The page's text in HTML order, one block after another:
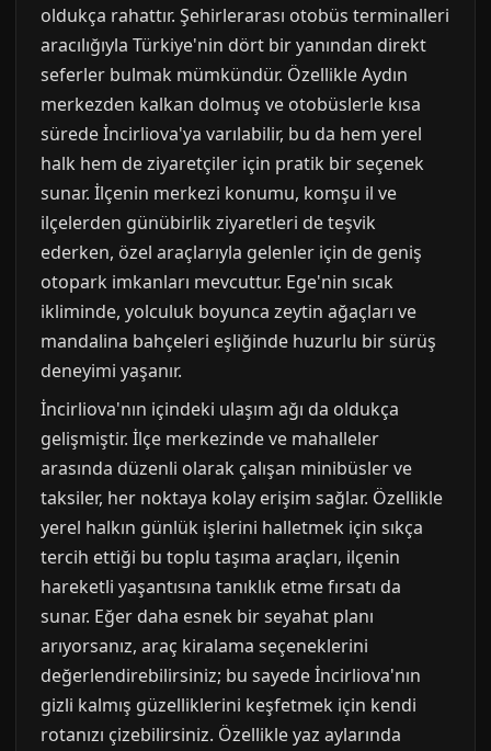
oldukça rahattır. Şehirlerarası otobüs terminalleri
aracılığıyla Türkiye'nin dört bir yanından direkt
seferler bulmak mümkündür. Özellikle Aydın
merkezden kalkan dolmuş ve otobüslerle kısa
sürede İncirliova'ya varılabilir, bu da hem yerel
halk hem de ziyaretçiler için pratik bir seçenek
sunar. İlçenin merkezi konumu, komşu il ve
ilçelerden günübirlik ziyaretleri de teşvik
ederken, özel araçlarıyla gelenler için de geniş
otopark imkanları mevcuttur. Ege'nin sıcak
ikliminde, yolculuk boyunca zeytin ağaçları ve
mandalina bahçeleri eşliğinde huzurlu bir sürüş
deneyimi yaşanır.
İncirliova'nın içindeki ulaşım ağı da oldukça
gelişmiştir. İlçe merkezinde ve mahalleler
arasında düzenli olarak çalışan minibüsler ve
taksiler, her noktaya kolay erişim sağlar. Özellikle
yerel halkın günlük işlerini halletmek için sıkça
tercih ettiği bu toplu taşıma araçları, ilçenin
hareketli yaşantısına tanıklık etme fırsatı da
sunar. Eğer daha esnek bir seyahat planı
arıyorsanız, araç kiralama seçeneklerini
değerlendirebilirsiniz; bu sayede İncirliova'nın
gizli kalmış güzelliklerini keşfetmek için kendi
rotanızı çizebilirsiniz. Özellikle yaz aylarında